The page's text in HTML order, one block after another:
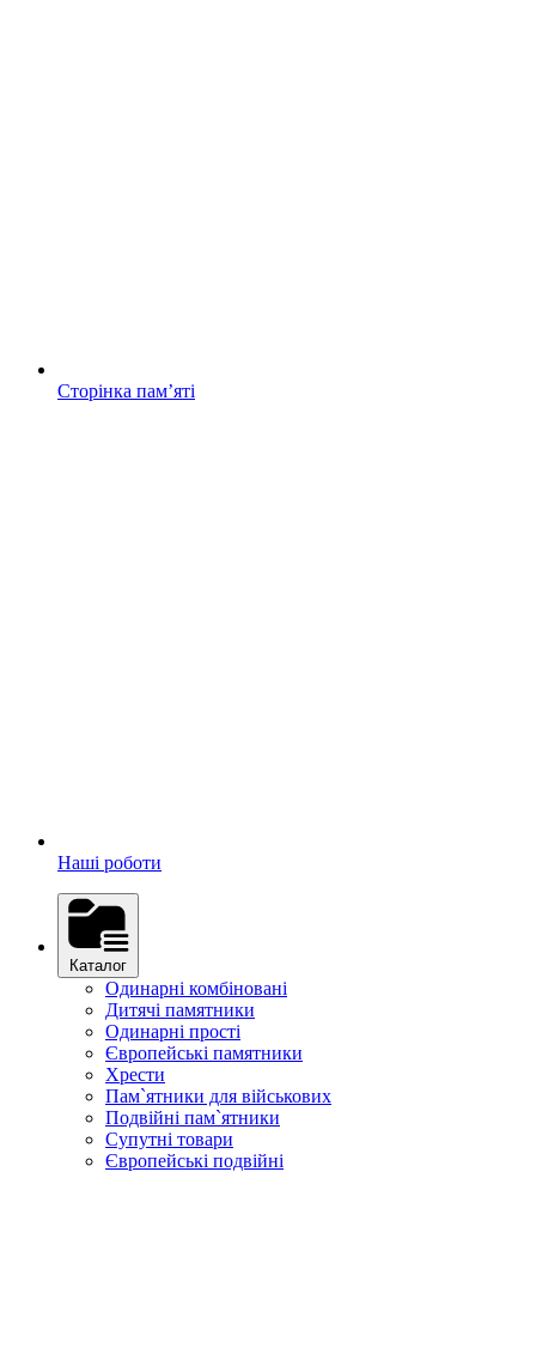
Сторінка памʼяті
Наші роботи
Каталог
Одинарні комбіновані
Дитячі памятники
Одинарні прості
Європейські памятники
Хрести
Пам`ятники для військових
Подвійні пам`ятники
Супутні товари
Європейські подвійні